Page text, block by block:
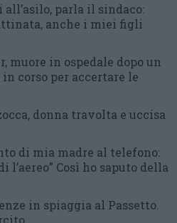
parla il sindaco:
anche i miei figli
muore in ospedale dopo un
corso per accertare le
donna travolta e uccisa
di mia madre al telefono:
l’aereo” Così ho saputo della
in spiaggia al Passetto.